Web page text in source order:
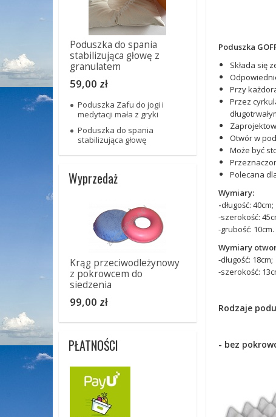
Poduszka
Składa się
Przy
Przez
Otwór w
Może być
Polecana
Wymiary:
-długość: 40cm;
-szerokość:
-grubość: 10cm.
Wymiary
-długość: 18cm;
-szerokość:
Rodzaje
- bez
Poduszka do spania
stabilizująca głowę z
granulatem
59,00 zł
Poduszka Zafu do jogi i
medytacji mała z gryki
Poduszka do spania
stabilizująca głowę
Wyprzedaż
Krąg przeciwodleżynowy
z pokrowcem do
siedzenia
99,00 zł
PŁATNOŚCI